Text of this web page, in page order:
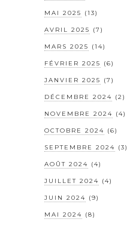
MAI 2025 (13)
AVRIL 2025 (7)
MARS 2025 (14)
FÉVRIER 2025 (6)
JANVIER 2025 (7)
DÉCEMBRE 2024 (2)
NOVEMBRE 2024 (4)
OCTOBRE 2024 (6)
SEPTEMBRE 2024 (3)
AOÛT 2024 (4)
JUILLET 2024 (4)
JUIN 2024 (9)
MAI 2024 (8)